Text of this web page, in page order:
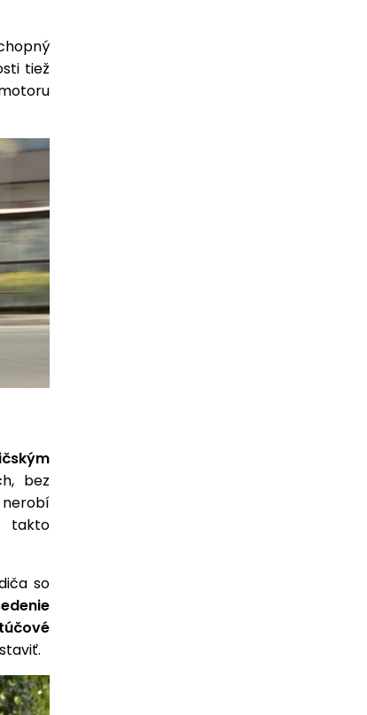
tiež
bez
nerobí
takto
so